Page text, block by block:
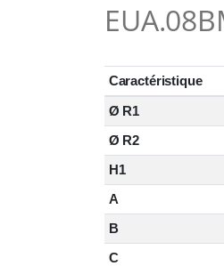
Caractéristique
Ø R1
Ø R2
H1
A
B
C